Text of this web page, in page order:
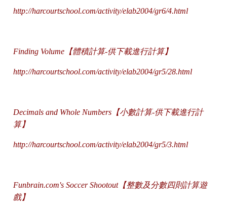
http://harcourtschool.com/activity/elab2004/gr6/4.html
Finding Volume【體積計算-供下載進行計算】
http://harcourtschool.com/activity/elab2004/gr5/28.html
Decimals and Whole Numbers【小數計算-供下載進行計
算】
http://harcourtschool.com/activity/elab2004/gr5/3.html
Funbrain.com's Soccer Shootout【整數及分數四則計算遊
戲】